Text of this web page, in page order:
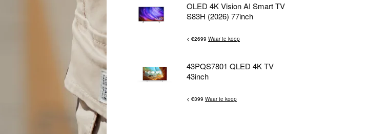
OLED 4K Vision AI Smart TV
S83H (2026) 77inch
< €2699 Waar te koop
43PQS7801 QLED 4K TV
43inch
< €399 Waar te koop